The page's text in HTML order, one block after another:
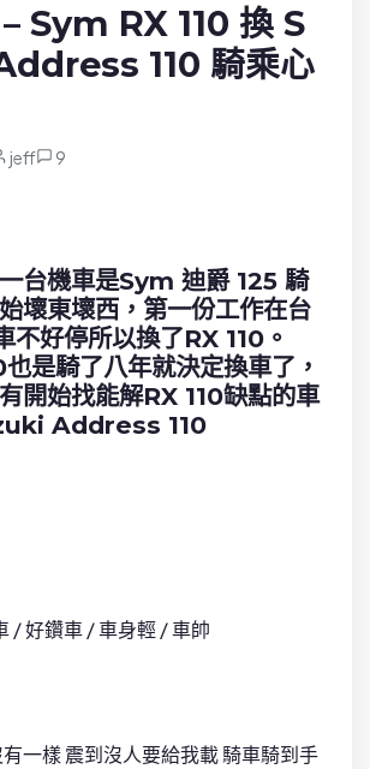
Sym RX 110 換 S
110 騎乘心
jeff 9
台機車是Sym 迪爵 125 騎
壞東壞西，第一份工作在台
不好停所以換了RX 110。
是騎了八年就決定換車了，
開始找能解RX 110缺點的車
Address 110
/ 好鑽車 / 車身輕 / 車帥
一樣 震到沒人要給我載 騎車騎到手